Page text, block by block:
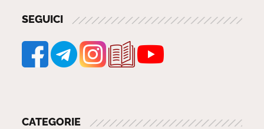
SEGUICI
CATEGORIE